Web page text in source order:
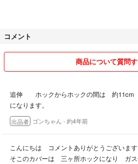
コメント
商品について質問
追伸 ホックからホックの間は 約11cm
になります。
出品者 ゴンちゃん - 約4年前
こんにちは コメントありがとうございます
そこのカバーは 三ヶ所ホックになり ガ